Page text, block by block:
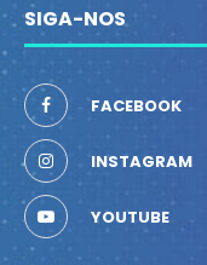
SIGA-NOS
FACEBOOK
INSTAGRAM
YOUTUBE